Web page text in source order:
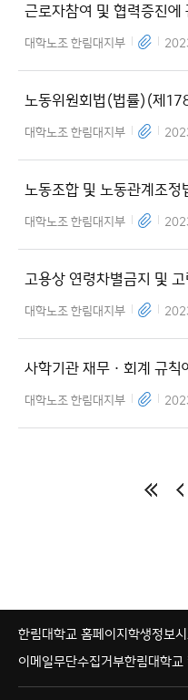
근로자참여 및 협력증진
17)
대학노조 한림대지부
노동위원회법(법률)(제
대학노조 한림대지부
노동조합 및 노동관계조
대학노조 한림대지부
고용상 연령차별금지 및
25호)(20220218)
대학노조 한림대지부
사학기관 재무ㆍ회계 규
호)(20210630)
대학노조 한림대지부
한림대학교 홈페이지학생정보
이메일무단수집거부한림대학교